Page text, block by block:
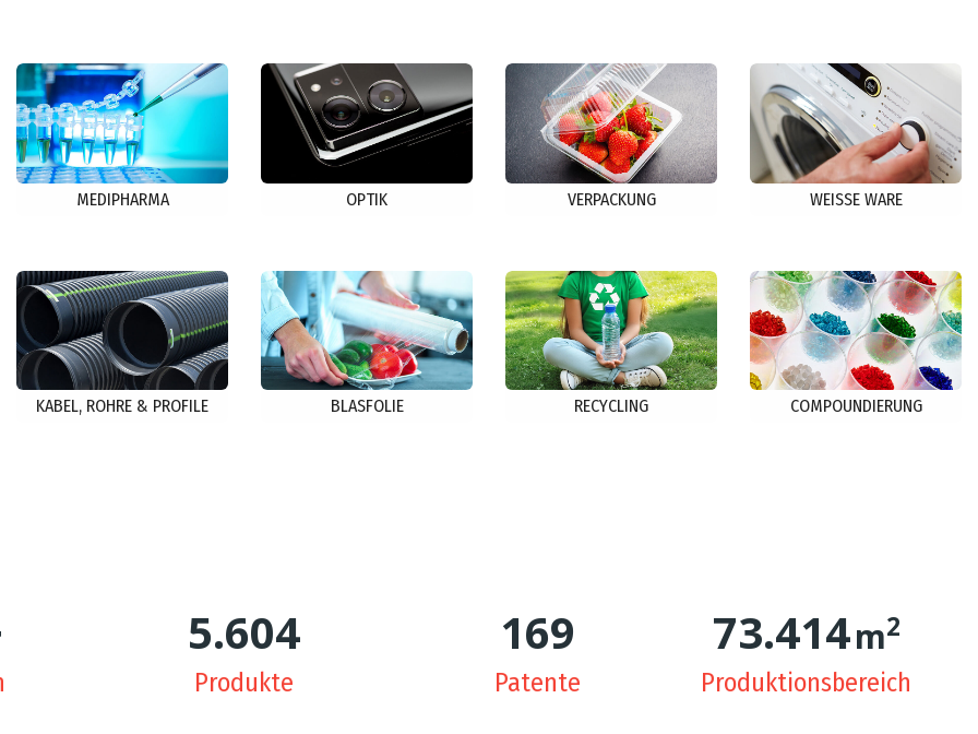
MEDIPHARMA OPTIK VERPACKUNG WEISSE WARE
KABEL, ROHRE & PROFILE BLASFOLIE RECYCLING COMPOUNDIERUNG
5.650
Produkte
171
Patente
75.000m2
Produktionsbereich